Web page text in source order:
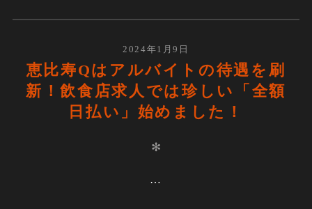
2024年1月9日
恵比寿Qはアルバイトの待遇を刷
新！飲食店求人では珍しい「全額
日払い」始めました！
✻
…